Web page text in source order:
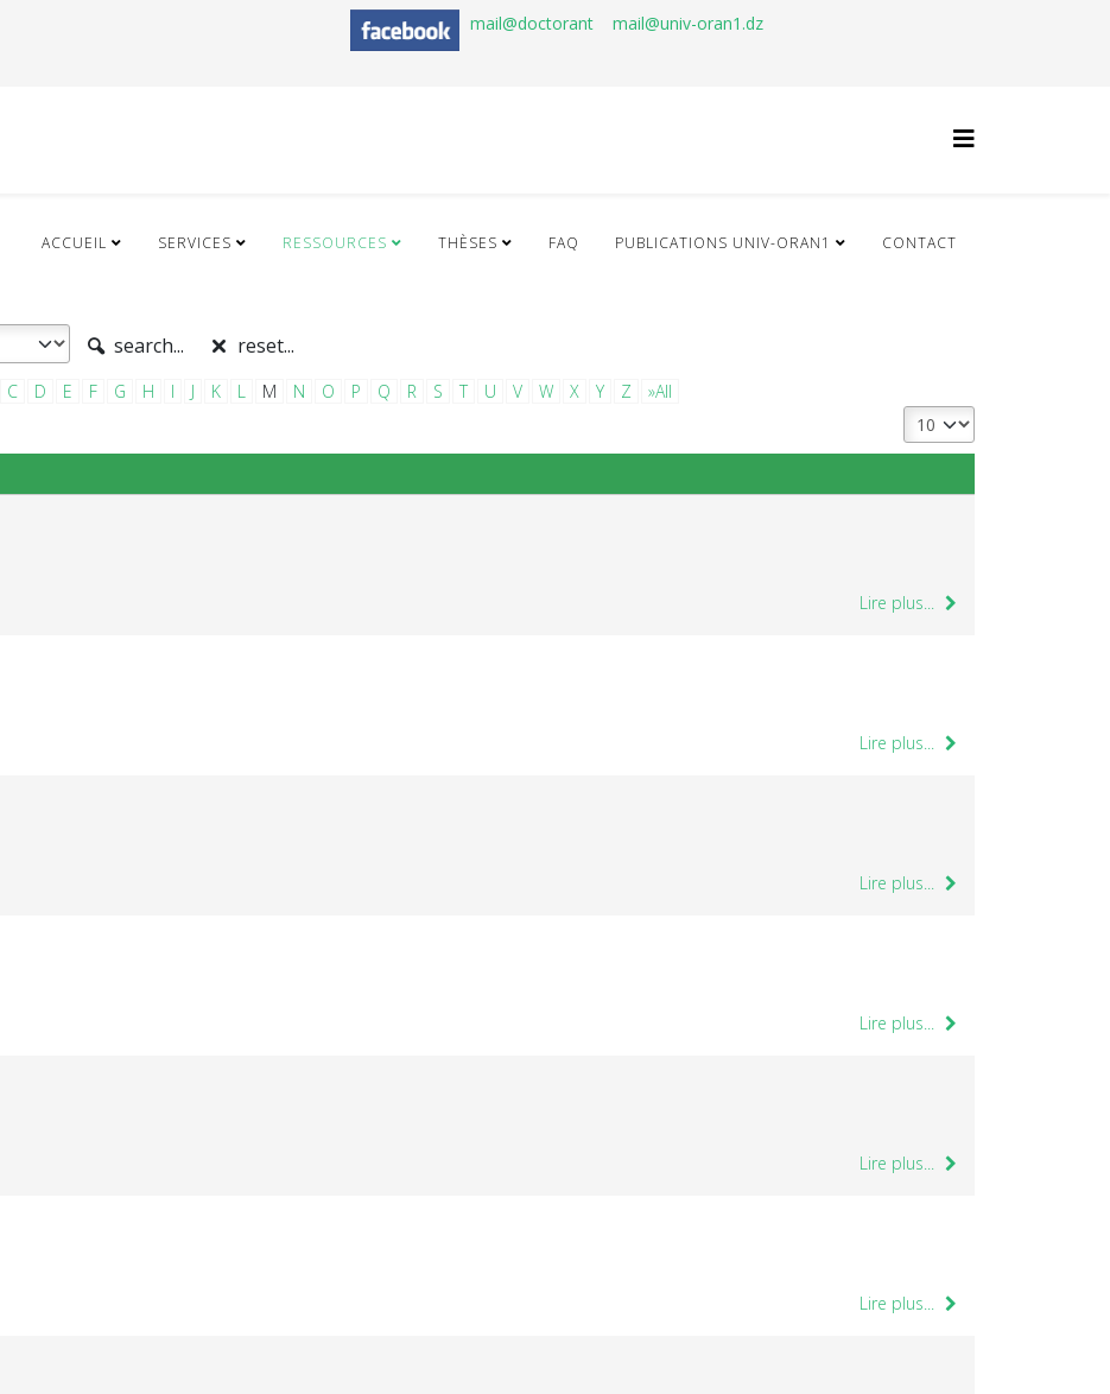
mail@doctorant mail@univ-oran1.dz
ACCUEIL SERVICES RESSOURCES THÈSES FAQ PUBLICATIONS UNIV-ORAN1 CONTACT
search... reset...
C D E F G H I J K L M N O P Q R S T U V W X Y Z
»All
Lire plus...
Lire plus...
Lire plus...
Lire plus...
Lire plus...
Lire plus...